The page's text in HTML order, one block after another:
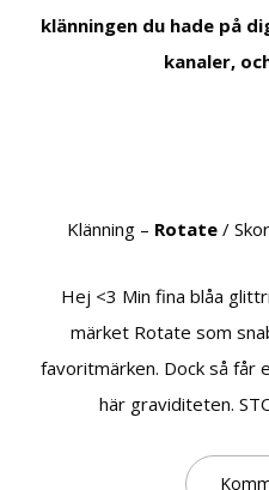
klänningen du hade på
kanaler,
Klänning – Rotate/
Hej <3 Min fina blåa
märket Rotate som
favoritmärken. Dock så får
här graviditeten.